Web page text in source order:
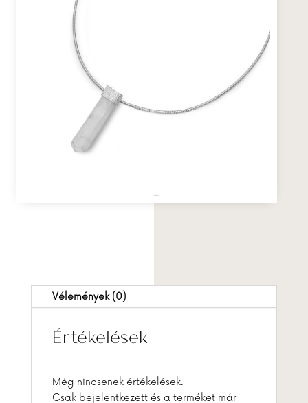
Vélemények (0)
Értékelések
Még nincsenek értékelések.
Csak bejelentkezett és a terméket már